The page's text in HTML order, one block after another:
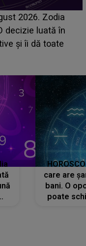
până
din Casa Iubirii
despre mama
iubesc pentru
care are
bani. O
poate